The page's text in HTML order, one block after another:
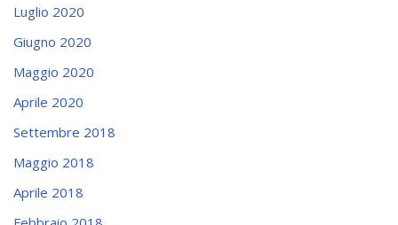
Luglio 2020
Giugno 2020
Maggio 2020
Aprile 2020
Settembre 2018
Maggio 2018
Aprile 2018